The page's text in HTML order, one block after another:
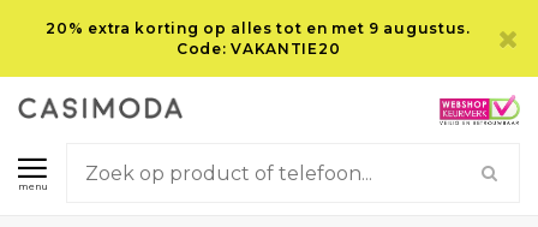
20% extra korting op alles tot en met 9 augustus.
Code: VAKANTIE20
menu